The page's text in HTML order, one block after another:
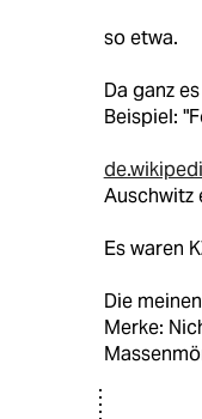
so etwa.
Da ganz
Beispiel:
Auschwitz
Es waren
Die
Merke: